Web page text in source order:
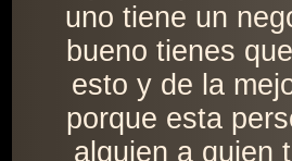
uno tiene un
bueno tienes
esto y de la
porque esta
alguien a quien